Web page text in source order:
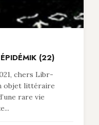
(22)
chers Libr-
objet littéraire
rare vie